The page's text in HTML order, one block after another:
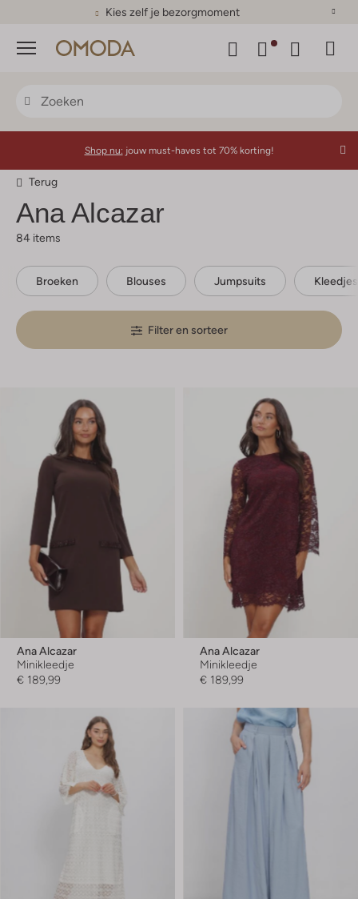
Kies zelf je bezorgmoment
Menu
Shop nu: jouw must-haves tot 70% korting!
Terug
Ana Alcazar
84 items
Broeken Blouses Jumpsuits Kleedjes
Filter en sorteer
Ana Alcazar
Minikleedje
€ 189,99
Ana Alcazar
Minikleedje
€ 189,99